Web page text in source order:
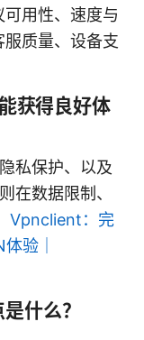
用性、速度与
质量、设备支
获得良好体
私保护、以及
在数据限制、
Vpnclient：完
验｜
什么？